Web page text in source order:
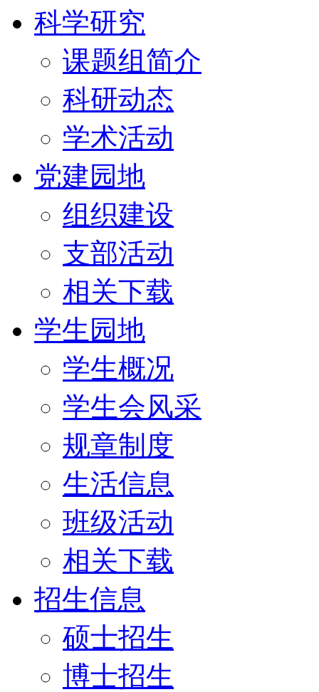
科学研究
课题组简介
科研动态
学术活动
党建园地
组织建设
支部活动
相关下载
学生园地
学生概况
学生会风采
规章制度
生活信息
班级活动
相关下载
招生信息
硕士招生
博士招生